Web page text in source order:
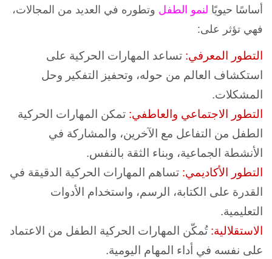
أساسًا حيويًا لنمو الطفل وتطوره في العديد من المجالات،
فهي تؤثر على:
التطور المعرفي: تساعد المهارات الحركية على
استكشاف العالم من حوله، وتحفيز التفكير وحل
المشكلات.
التطور الاجتماعي والعاطفي: تمكن المهارات الحركية
الطفل من التفاعل مع الآخرين، والمشاركة في
الأنشطة الجماعية، وبناء الثقة بالنفس.
التطور الأكاديمي: تساهم المهارات الحركية الدقيقة في
القدرة على الكتابة، الرسم، واستخدام الأدوات
التعليمية.
الاستقلالية: تُمكّن المهارات الحركية الطفل من الاعتماد
على نفسه في أداء المهام اليومية.